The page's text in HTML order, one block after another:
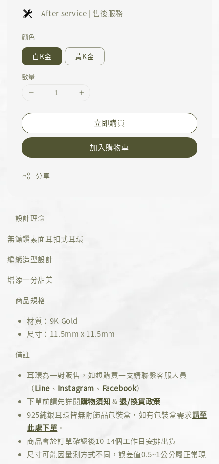
After service | 售後服務
顔色
白K金 黃K金
數量
立即購買
加入購物車
分享
｜設計理念｜
無鑲鑽素面耳扣式耳環
編織造型設計
增添一分甜美
｜商品規格｜
材質：9K Gold
尺寸：11.5mm x 11.5mm
｜備註｜
耳環為一對販售，如想購買一支請聯繫客服人員
（Line 、 Instagram 、 Facebook）
下單前請先詳閱購物須知&退/換貨政策
925純銀耳環皆無附飾品包裝盒，如有包裝盒需求請至
此處下單 。
商品會於訂單確認後10-14個工作日安排出貨
尺寸可能因量測方式不同，誤差值0.5~1公分屬正常現